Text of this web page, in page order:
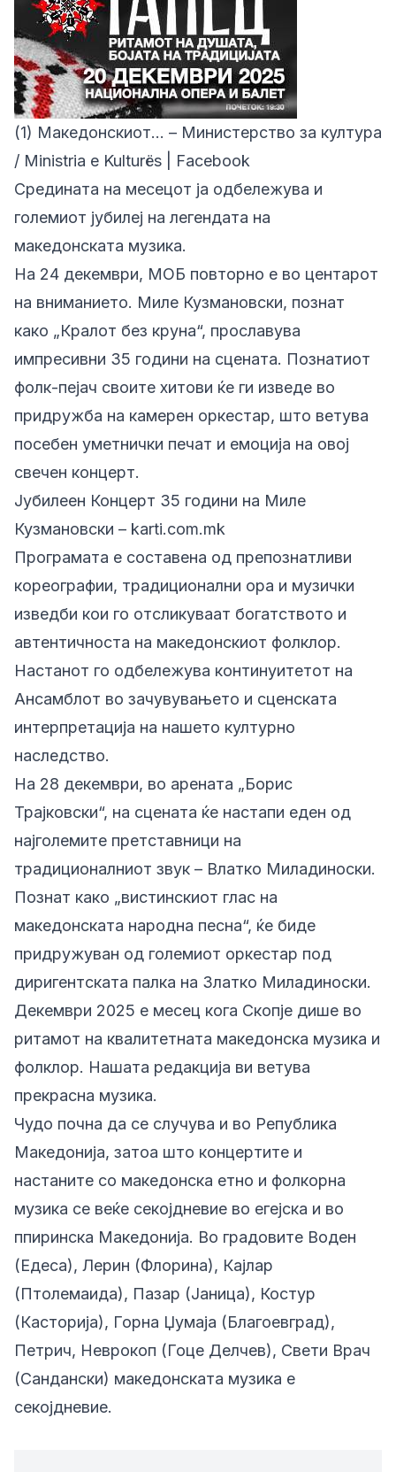
(1) Македонскиот… – Министерство за култура
/ Ministria e Kulturës | Facebook
Средината на месецот ја одбележува и
големиот јубилеј на легендата на
македонската музика.
На 24 декември, МОБ повторно е во центарот
на вниманието. Миле Кузмановски, познат
како „Кралот без круна“, прославува
импресивни 35 години на сцената. Познатиот
фолк-пејач своите хитови ќе ги изведе во
придружба на камерен оркестар, што ветува
посебен уметнички печат и емоција на овој
свечен концерт.
Јубилеен Концерт 35 години на Миле
Кузмановски – karti.com.mk
Програмата е составена од препознатливи
кореографии, традиционални ора и музички
изведби кои го отсликуваат богатството и
автентичноста на македонскиот фолклор.
Настанот го одбележува континуитетот на
Ансамблот во зачувувањето и сценската
интерпретација на нашето културно
наследство.
На 28 декември, во арената „Борис
Трајковски“, на сцената ќе настапи еден од
најголемите претставници на
традиционалниот звук – Влатко Миладиноски.
Познат како „вистинскиот глас на
македонската народна песна“, ќе биде
придружуван од големиот оркестар под
диригентската палка на Златко Миладиноски.
Декември 2025 е месец кога Скопје дише во
ритамот на квалитетната македонска музика и
фолклор. Нашата редакција ви ветува
прекрасна музика.
Чудо почна да се случува и во Република
Македонија, затоа што концертите и
настаните со македонска етно и фолкорна
музика се веќе секојдневие во егејска и во
ппиринска Македонија. Во градовите Воден
(Едеса), Лерин (Флорина), Кајлар
(Птолемаида), Пазар (Јаница), Костур
(Касторија), Горна Џумаја (Благоевград),
Петрич, Неврокоп (Гоце Делчев), Свети Врач
(Сандански) македонската музика е
секојдневие.